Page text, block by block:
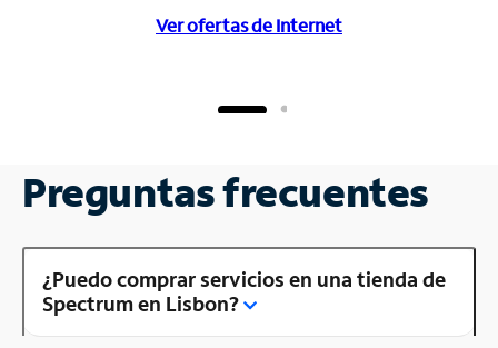
Ver ofertas de Internet
Preguntas frecuentes
¿Puedo comprar servicios en una tienda de
Spectrum en Lisbon?